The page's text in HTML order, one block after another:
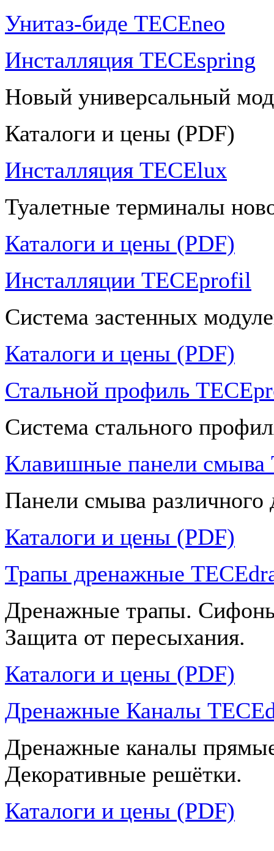
Унитаз-биде TECEneo
Инсталляция TECEspring
Новый универсальный
Каталоги и цены (PDF)
Инсталляция TECElux
Туалетные терминалы
Каталоги и цены (PDF)
Инсталляции TECEprofil
Система застенных
Каталоги и цены (PDF)
Стальной профиль
Система стального
Клавишные панели смыва
Панели смыва различного
Каталоги и цены (PDF)
Трапы дренажные
Дренажные трапы.
Защита от пересыхания.
Каталоги и цены (PDF)
Дренажные Каналы
Дренажные каналы
Декоративные решётки.
Каталоги и цены (PDF)